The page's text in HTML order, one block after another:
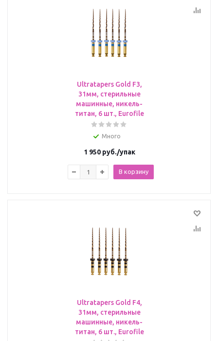
Ultratapers Gold F3,
31мм, стерильные
машинные, никель-
титан, 6 шт., Eurofile
Много
1 950руб./упак
В корзину
Ultratapers Gold F4,
31мм, стерильные
машинные, никель-
титан, 6 шт., Eurofile